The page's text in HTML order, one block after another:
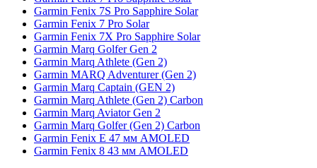
Garmin Fenix 7S Pro Sapphire Solar
Garmin Fenix 7 Pro Solar
Garmin Fenix 7X Pro Sapphire Solar
Garmin Marq Golfer Gen 2
Garmin Marq Athlete (Gen 2)
Garmin MARQ Adventurer (Gen 2)
Garmin Marq Captain (GEN 2)
Garmin Marq Athlete (Gen 2) Carbon
Garmin Marq Aviator Gen 2
Garmin Marq Golfer (Gen 2) Carbon
Garmin Fenix E 47 мм AMOLED
Garmin Fenix 8 43 мм AMOLED